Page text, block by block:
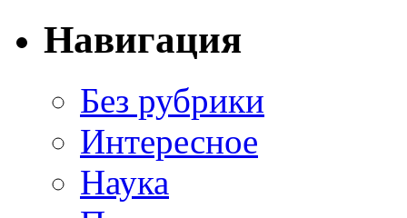
Навигация
Без рубрики
Интересное
Наука